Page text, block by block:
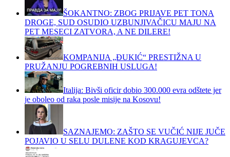
ŠOKANTNO: ZBOG PRIJAVE PET TONA
DROGE, SUD OSUDIO UZBUNJIVAČICU MAJU NA
PET MESECI ZATVORA, A NE DILERE!
KOMPANIJA „ĐUKIĆ“ PRESTIŽNA U
PRUŽANJU POGREBNIH USLUGA!
Italija: Bivši oficir dobio 300.000 evra odštete jer
je oboleo od raka posle misije na Kosovu!
SAZNAJEMO: ZAŠTO SE VUČIĆ NIJE JUČE
POJAVIO U SELU DULENE KOD KRAGUJEVCA?